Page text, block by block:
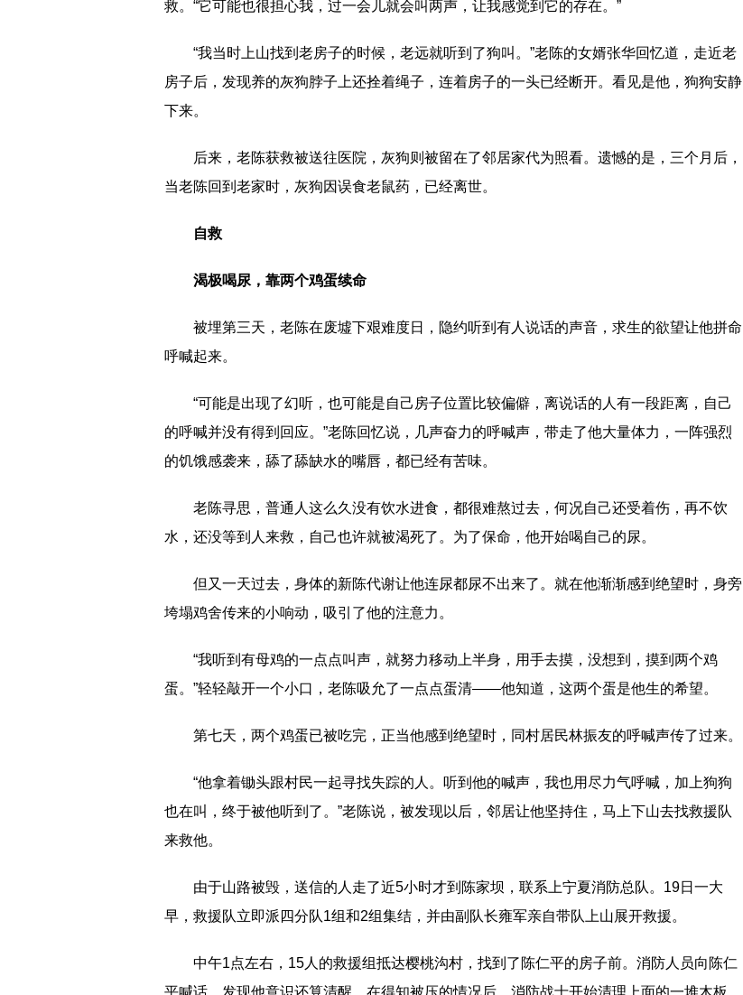
救。“它可能也很担心我，过一会儿就会叫两声，让我感觉到它的存在。”
“我当时上山找到老房子的时候，老远就听到了狗叫。”老陈的女婿张华回忆道，走近老
房子后，发现养的灰狗脖子上还拴着绳子，连着房子的一头已经断开。看见是他，狗狗安静
下来。
后来，老陈获救被送往医院，灰狗则被留在了邻居家代为照看。遗憾的是，三个月后，
当老陈回到老家时，灰狗因误食老鼠药，已经离世。
自救
渴极喝尿，靠两个鸡蛋续命
被埋第三天，老陈在废墟下艰难度日，隐约听到有人说话的声音，求生的欲望让他拼命
呼喊起来。
“可能是出现了幻听，也可能是自己房子位置比较偏僻，离说话的人有一段距离，自己
的呼喊并没有得到回应。”老陈回忆说，几声奋力的呼喊声，带走了他大量体力，一阵强烈
的饥饿感袭来，舔了舔缺水的嘴唇，都已经有苦味。
老陈寻思，普通人这么久没有饮水进食，都很难熬过去，何况自己还受着伤，再不饮
水，还没等到人来救，自己也许就被渴死了。为了保命，他开始喝自己的尿。
但又一天过去，身体的新陈代谢让他连尿都尿不出来了。就在他渐渐感到绝望时，身旁
垮塌鸡舍传来的小响动，吸引了他的注意力。
“我听到有母鸡的一点点叫声，就努力移动上半身，用手去摸，没想到，摸到两个鸡
蛋。”轻轻敲开一个小口，老陈吸允了一点点蛋清——他知道，这两个蛋是他生的希望。
第七天，两个鸡蛋已被吃完，正当他感到绝望时，同村居民林振友的呼喊声传了过来。
“他拿着锄头跟村民一起寻找失踪的人。听到他的喊声，我也用尽力气呼喊，加上狗狗
也在叫，终于被他听到了。”老陈说，被发现以后，邻居让他坚持住，马上下山去找救援队
来救他。
由于山路被毁，送信的人走了近5小时才到陈家坝，联系上宁夏消防总队。19日一大
早，救援队立即派四分队1组和2组集结，并由副队长雍军亲自带队上山展开救援。
中午1点左右，15人的救援组抵达樱桃沟村，找到了陈仁平的房子前。消防人员向陈仁
平喊话，发现他意识还算清醒，在得知被压的情况后，消防战士开始清理上面的一堆木板，